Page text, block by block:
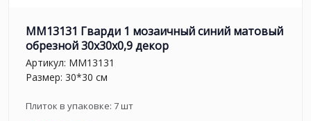
MM13131 Гварди 1 мозаичный синий матовый
обрезной 30x30x0,9 декор
Артикул: MM13131
Размер: 30*30 см
Плиток в упаковке: 7шт